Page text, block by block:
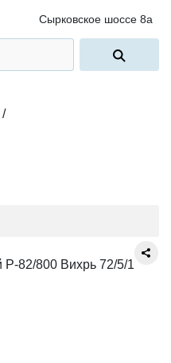
Сырковское шоссе 8а
/